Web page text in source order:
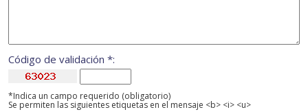
Código de validación *:
*Indica un campo requerido (obligatorio)
Se permiten las siguientes etiquetas en el mensaje <b> <i> <u>